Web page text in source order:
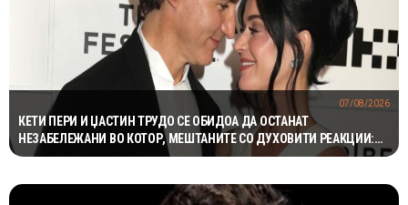
КЕТИ ПЕРИ И ЏАСТИН ТРУДО СЕ ОБИДОА ДА ОСТАНАТ
НЕЗАБЕЛЕЖАНИ ВО КОТОР, МЕШТАНИТЕ СО ДУХОВИТИ РЕАКЦИИ:
„НИКОЈ НЕ БИ ГИ ПРЕПОЗНАЛ“
07/08/2026